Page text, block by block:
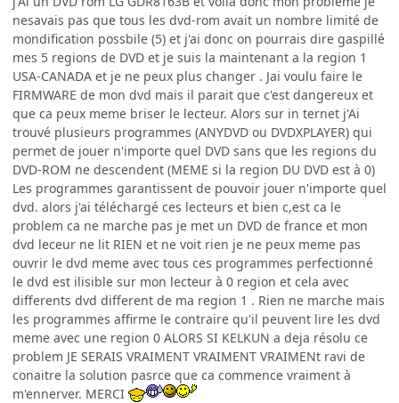
nesavais pas que tous les dvd-rom avait un nombre limité de
mondification possbile (5) et j'ai donc on pourrais dire gaspillé
mes 5 regions de DVD et je suis la maintenant a la region 1
USA-CANADA et je ne peux plus changer . Jai voulu faire le
FIRMWARE de mon dvd mais il parait que c'est dangereux et
que ca peux meme briser le lecteur. Alors sur in ternet j'Ai
trouvé plusieurs programmes (ANYDVD ou DVDXPLAYER) qui
permet de jouer n'importe quel DVD sans que les regions du
DVD-ROM ne descendent (MEME si la region DU DVD est à 0)
Les programmes garantissent de pouvoir jouer n'importe quel
dvd. alors j'ai téléchargé ces lecteurs et bien c,est ca le
problem ca ne marche pas je met un DVD de france et mon
dvd leceur ne lit RIEN et ne voit rien je ne peux meme pas
ouvrir le dvd meme avec tous ces programmes perfectionné
le dvd est ilisible sur mon lecteur à 0 region et cela avec
differents dvd different de ma region 1 . Rien ne marche mais
les programmes affirme le contraire qu'il peuvent lire les dvd
meme avec une region 0 ALORS SI KELKUN a deja résolu ce
problem JE SERAIS VRAIMENT VRAIMENT VRAIMENt ravi de
conaitre la solution pasrce que ca commence vraiment à
m'ennerver. MERCI